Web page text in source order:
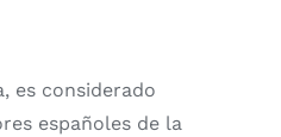
es considerado
españoles de la